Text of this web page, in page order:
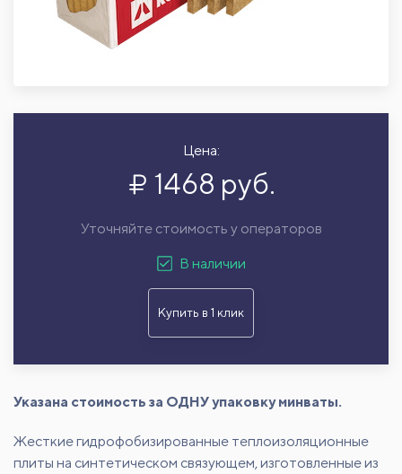
Цена:
1468 руб.
Уточняйте стоимость у операторов
В наличии
Купить в 1 клик
Указана стоимость за ОДНУ упаковку минваты.
Жесткие гидрофобизированные теплоизоляционные
плиты на синтетическом связующем, изготовленные из